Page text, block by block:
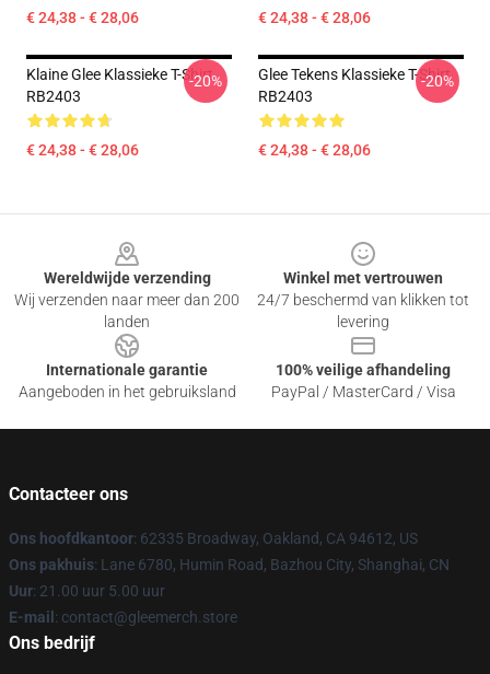
€ 24,38 - € 28,06 € 24,38 - € 28,06
Klaine Glee Klassieke T-Shirt
RB2403
€ 24,38 - € 28,06
-20%
Glee Tekens Klassieke T-Shirt
RB2403
€ 24,38 - € 28,06
-20%
Wereldwijde verzending
Wij verzenden naar meer dan 200
landen
Winkel met vertrouwen
24/7 beschermd van klikken tot
levering
Internationale garantie
Aangeboden in het gebruiksland
100% veilige afhandeling
PayPal / MasterCard / Visa
Contacteer ons
Ons hoofdkantoor: 62335 Broadway, Oakland, CA 94612, US
Ons pakhuis: Lane 6780, Humin Road, Bazhou City, Shanghai, CN
Uur: 21.00 uur 5.00 uur
E-mail : contact@gleemerch.store
Ons bedrijf